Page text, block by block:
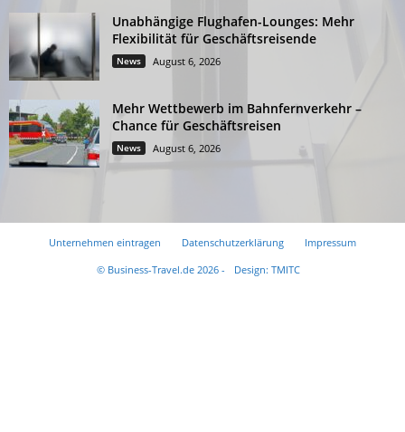
Unabhängige Flughafen-Lounges: Mehr
Flexibilität für Geschäftsreisende
News August 6, 2026
Mehr Wettbewerb im Bahnfernverkehr –
Chance für Geschäftsreisen
News August 6, 2026
Unternehmen eintragen Datenschutzerklärung
Impressum
© Business-Travel.de 2026 -
Design: TMITC